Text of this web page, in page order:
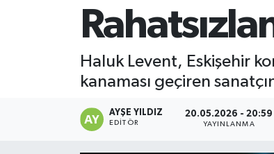
Haluk Levent, Eskişehir
kanaması geçiren
AYŞE YILDIZ
EDITÖR
20.05.2026 - 20:59
YAYINLANMA
Süper Lig Puan Durumu ve Fikstür
Son Dakika Haberleri
Haber Arşivi